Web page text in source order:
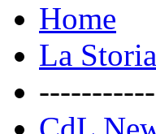
Home
La Storia